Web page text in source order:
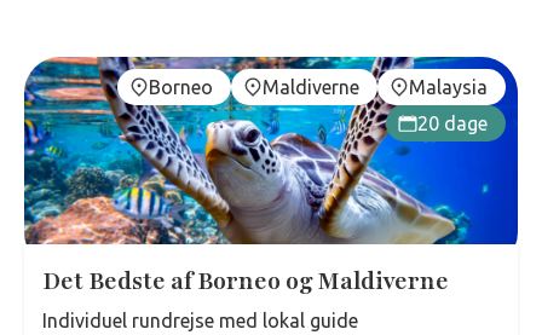
Borneo Maldiverne
Malaysia
20 dage
Det Bedste af Borneo og Maldiverne
Individuel rundrejse med lokal guide